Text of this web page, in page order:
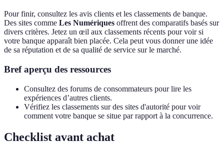
Pour finir, consultez les avis clients et les classements de banque.
Des sites comme Les Numériques offrent des comparatifs basés sur
divers critères. Jetez un œil aux classements récents pour voir si
votre banque apparaît bien placée. Cela peut vous donner une idée
de sa réputation et de sa qualité de service sur le marché.
Bref aperçu des ressources
Consultez des forums de consommateurs pour lire les
expériences d’autres clients.
Vérifiez les classements sur des sites d'autorité pour voir
comment votre banque se situe par rapport à la concurrence.
Checklist avant achat